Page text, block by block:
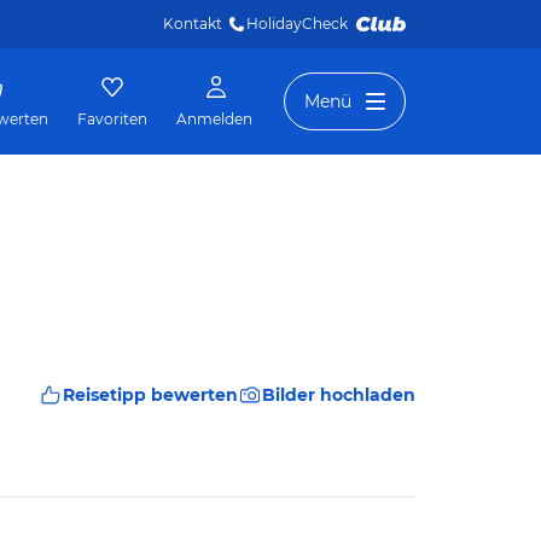
Kontakt HolidayCheck
Favoriten Anmelden
Menü
Reisetipp bewerten Bilder hochladen